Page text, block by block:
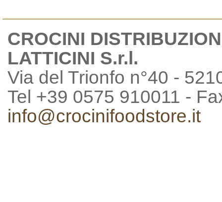
CROCINI
LATTICINI S.r.l.
Via del Trionfo n°40 -
Tel +39 0575 910011 -
info@crocinifoodstore.it